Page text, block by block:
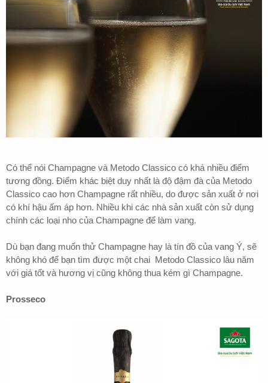
Có thể nói Champagne và Metodo Classico có khá nhiều điểm
tương đồng. Điểm khác biệt duy nhất là độ đậm đà của Metodo
Classico cao hơn Champagne rất nhiều, do được sản xuất ở nơi
có khí hậu ấm áp hơn. Nhiều khi các nhà sản xuất còn sử dụng
chính các loại nho của Champagne để làm vang.
Dù bạn đang muốn thử Champagne hay là tín đồ của vang Ý, sẽ
không khó để bạn tìm được một chai Metodo Classico lâu năm
với giá tốt và hương vị cũng không thua kém gì Champagne.
Prosseco